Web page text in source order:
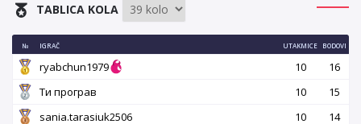
TABLICA KOLA
№ IGRAČ UTAKMICE BODOVI
ryabchun1979 10
16
Ти програв
10
15
sania.tarasiuk2506
10
14